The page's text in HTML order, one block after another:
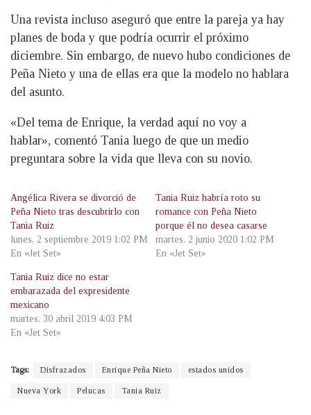
Una revista incluso aseguró que entre la pareja ya hay
planes de boda y que podría ocurrir el próximo
diciembre. Sin embargo, de nuevo hubo condiciones de
Peña Nieto y una de ellas era que la modelo no hablara
del asunto.
«Del tema de Enrique, la verdad aquí no voy a
hablar», comentó Tania luego de que un medio
preguntara sobre la vida que lleva con su novio.
Angélica Rivera se divorció de
Peña Nieto tras descubrirlo con
Tania Ruiz
lunes, 2 septiembre 2019 1:02 PM
En «Jet Set»
Tania Ruiz habría roto su
romance con Peña Nieto
porque él no desea casarse
martes, 2 junio 2020 1:02 PM
En «Jet Set»
Tania Ruiz dice no estar
embarazada del expresidente
mexicano
martes, 30 abril 2019 4:03 PM
En «Jet Set»
Tags: Disfrazados Enrique Peña Nieto estados unidos
Nueva York Pelucas Tania Ruiz